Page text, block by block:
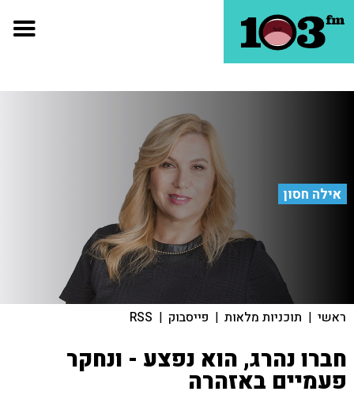
אילה חסון
ראשי | תוכניות מלאות | פייסבוק |
RSS
חברו נהרג, הוא נפצע - ונחקר
פעמיים באזהרה